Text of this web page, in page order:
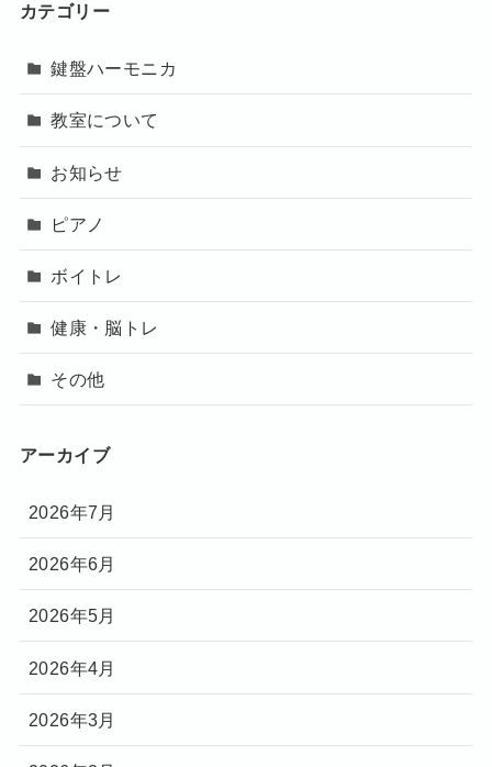
カテゴリー
鍵盤ハーモニカ
教室について
お知らせ
ピアノ
ボイトレ
健康・脳トレ
その他
アーカイブ
2026年7月
2026年6月
2026年5月
2026年4月
2026年3月